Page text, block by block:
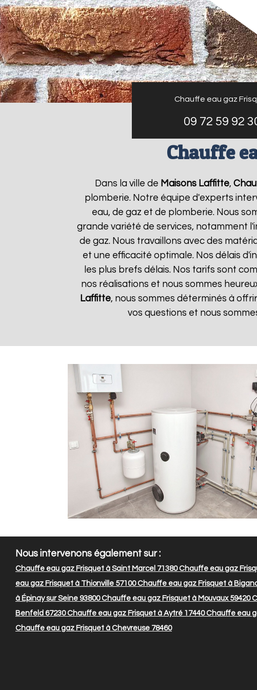
Chauffe eau gaz
09 72 59 92
Chauffe
Dans la ville de Maisons Laffitte,
plomberie. Notre équipe d'experts
eau, de gaz et de plomberie. Nous
grande variété de services, notamment
de gaz. Nous travaillons avec des
et une efficacité optimale. Nos délais
les plus brefs délais. Nos tarifs sont
nos réalisations et nous sommes
Laffitte, nous sommes déterminés à
vos questions et nous
Nous intervenons également sur :
Chauffe eau gaz Frisquet à Saint Marcel 71380Chauffe eau gaz
eau gaz Frisquet à Thionville 57100Chauffe eau gaz Frisquet à
à Épinay sur Seine 93800Chauffe eau gaz Frisquet à Mouvaux 59420
Benfeld 67230Chauffe eau gaz Frisquet à Aytré 17440Chauffe eau
Chauffe eau gaz Frisquet à Chevreuse 78460